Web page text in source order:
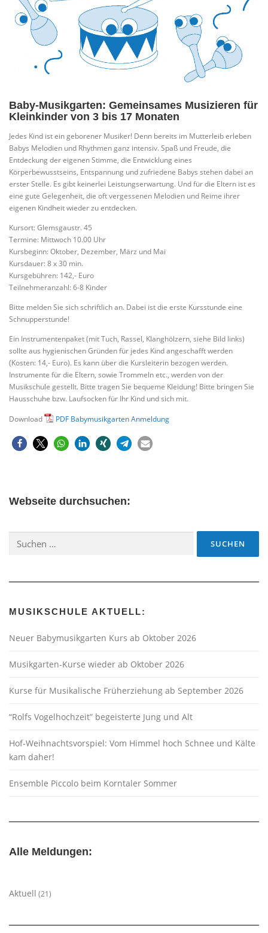
Baby-Musikgarten: Gemeinsames Musizieren für
Kleinkinder von 3 bis 17 Monaten
Jedes Kind ist ein geborener Musiker! Denn bereits im Mutterleib erleben
Babys Melodien und Rhythmen ganz intensiv. Spaß und Freude, die
Entdeckung der eigenen Stimme, die Entwicklung eines
Körperbewusstseins, Entspannung und zufriedene Babys stehen dabei an
erster Stelle. Es gibt keinerlei Leistungserwartung. Und für die Eltern ist es
eine gute Gelegenheit, die oft vergessenen Melodien und Reime ihrer
eigenen Kindheit wieder zu entdecken.
Kursort: Glemsgaustr. 45
Termine: Mittwoch 10.00 Uhr
Kursbeginn: Oktober, Dezember, März und Mai
Kursdauer: 8 x 30 min.
Kursgebühren: 142,- Euro
Teilnehmeranzahl: 6-8 Kinder
Bitte melden Sie sich schriftlich an. Dabei ist die erste Kursstunde eine
Schnupperstunde!
Ein Instrumentenpaket (mit Tuch, Rassel, Klanghölzern, siehe Bild links)
sollte aus hygienischen Gründen für jedes Kind angeschafft werden
(Kosten: 14,- Euro). Es kann über die Kursleiterin bezogen werden.
Instrumente für die Eltern, sowie Trommeln etc., werden von der
Musikschule gestellt. Bitte tragen Sie bequeme Kleidung! Bitte bringen Sie
Hausschuhe bzw. Laufsocken für Ihr Kind und sich mit.
Download
PDF Babymusikgarten Anmeldung
Webseite durchsuchen:
nach:
MUSIKSCHULE AKTUELL:
Neuer Babymusikgarten Kurs ab Oktober 2026
Musikgarten-Kurse wieder ab Oktober 2026
Kurse für Musikalische Früherziehung ab September 2026
“Rolfs Vogelhochzeit” begeisterte Jung und Alt
Hof-Weihnachtsvorspiel: Vom Himmel hoch Schnee und Kälte
kam daher!
Ensemble Piccolo beim Korntaler Sommer
Alle Meldungen:
Aktuell (21)